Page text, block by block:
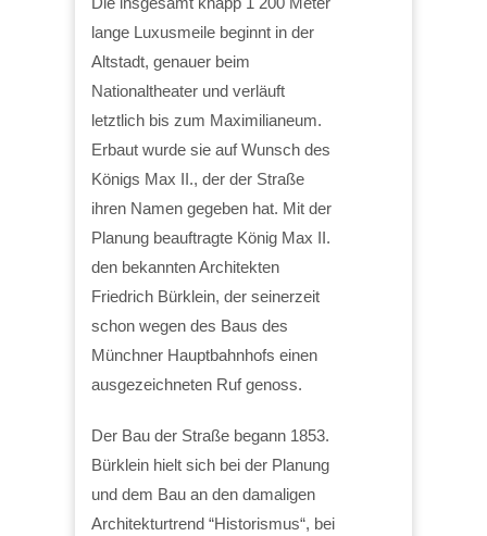
lange Luxusmeile beginnt in der
Altstadt, genauer beim
Nationaltheater und verläuft
letztlich bis zum Maximilianeum.
Erbaut wurde sie auf Wunsch des
Königs Max II., der der Straße
ihren Namen gegeben hat. Mit der
Planung beauftragte König Max II.
den bekannten Architekten
Friedrich Bürklein, der seinerzeit
schon wegen des Baus des
Münchner Hauptbahnhofs einen
ausgezeichneten Ruf genoss.
Der Bau der Straße begann 1853.
Bürklein hielt sich bei der Planung
und dem Bau an den damaligen
Architekturtrend “Historismus“, bei